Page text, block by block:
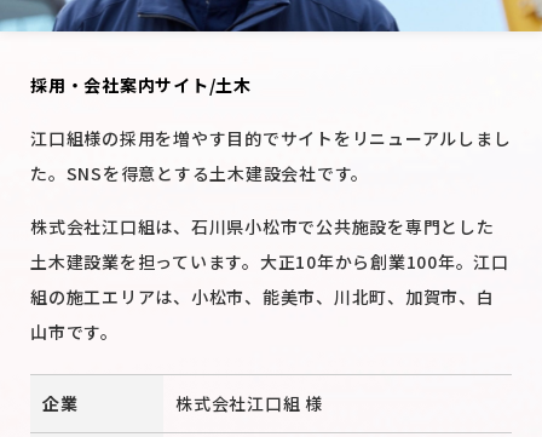
採用・会社案内サイト/土木
江口組様の採用を増やす目的でサイトをリニューアルしまし
た。SNSを得意とする土木建設会社です。
株式会社江口組は、石川県小松市で公共施設を専門とした
土木建設業を担っています。大正10年から創業100年。江口
組の施工エリアは、小松市、能美市、川北町、加賀市、白
山市です。
企業 株式会社江口組 様